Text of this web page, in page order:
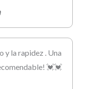
y la rapidez . Una
💓💓